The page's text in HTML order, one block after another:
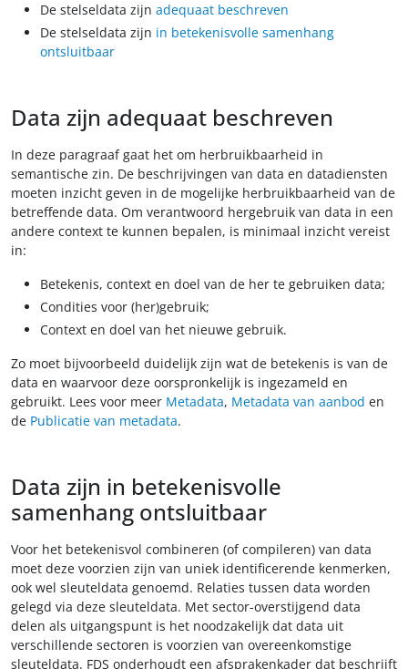
De stelseldata zijn adequaat beschreven
De stelseldata zijn in betekenisvolle samenhang
ontsluitbaar
Data zijn adequaat beschreven
In deze paragraaf gaat het om herbruikbaarheid in
semantische zin. De beschrijvingen van data en datadiensten
moeten inzicht geven in de mogelijke herbruikbaarheid van de
betreffende data. Om verantwoord hergebruik van data in een
andere context te kunnen bepalen, is minimaal inzicht vereist
in:
Betekenis, context en doel van de her te gebruiken data;
Condities voor (her)gebruik;
Context en doel van het nieuwe gebruik.
Zo moet bijvoorbeeld duidelijk zijn wat de betekenis is van de
data en waarvoor deze oorspronkelijk is ingezameld en
gebruikt. Lees voor meer Metadata, Metadata van aanbod en
de Publicatie van metadata.
Data zijn in betekenisvolle
samenhang ontsluitbaar
Voor het betekenisvol combineren (of compileren) van data
moet deze voorzien zijn van uniek identificerende kenmerken,
ook wel sleuteldata genoemd. Relaties tussen data worden
gelegd via deze sleuteldata. Met sector-overstijgend data
delen als uitgangspunt is het noodzakelijk dat data uit
verschillende sectoren is voorzien van overeenkomstige
sleuteldata. FDS onderhoudt een afsprakenkader dat beschrijft